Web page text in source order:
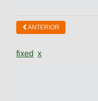
ANTERIOR
fixed x